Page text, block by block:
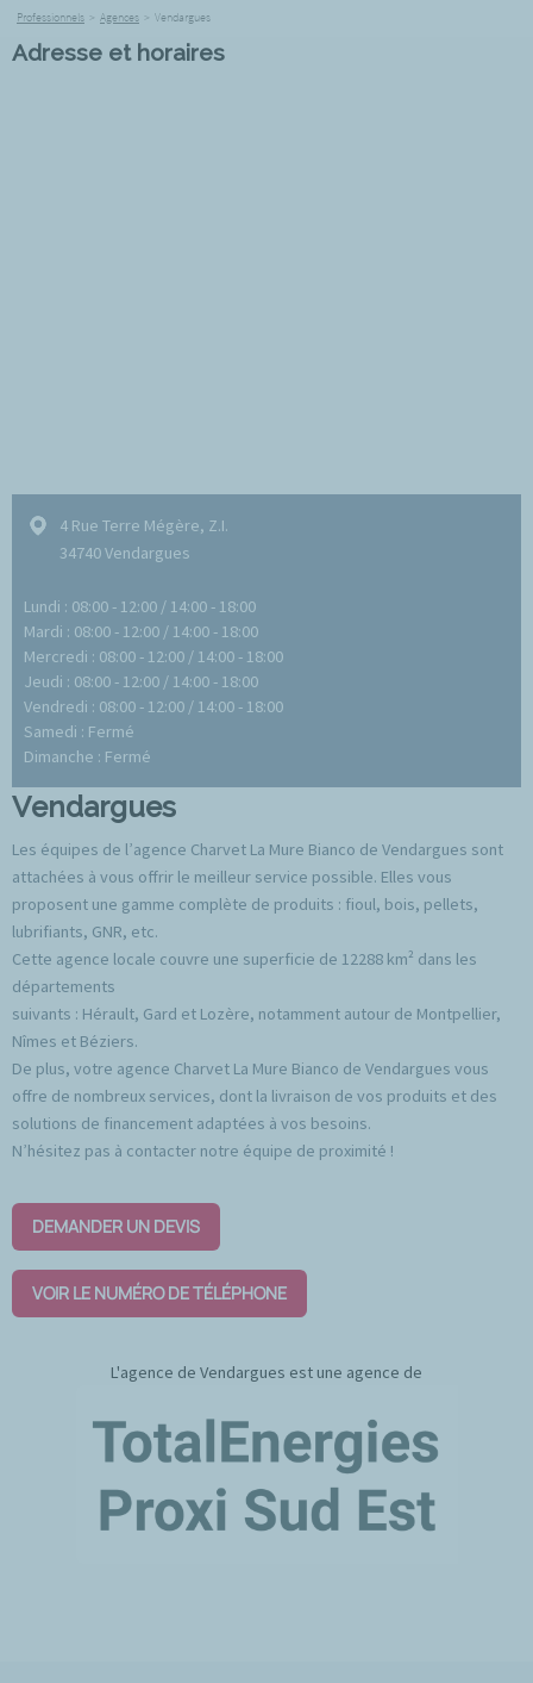
Professionnels > Agences > Vendargues
Vendargues
Les équipes de l’agence Charvet La Mure Bianco de Vendargues sont
attachées à vous offrir le meilleur service possible. Elles vous
proposent une gamme complète de produits : fioul, bois, pellets,
lubrifiants, GNR, etc.
Cette agence locale couvre une superficie de 12288 km² dans les
départements
suivants : Hérault, Gard et Lozère, notamment autour de Montpellier,
Nîmes et Béziers.
De plus, votre agence Charvet La Mure Bianco de Vendargues vous
offre de nombreux services, dont la livraison de vos produits et des
solutions de financement adaptées à vos besoins.
N’hésitez pas à contacter notre équipe de proximité !
DEMANDER UN DEVIS
VOIR LE NUMÉRO DE TÉLÉPHONE
L'agence de Vendargues est une agence de
Adresse et horaires
4 Rue Terre Mégère, Z.I.
34740 Vendargues
Lundi : 08:00 - 12:00 / 14:00 - 18:00
Mardi : 08:00 - 12:00 / 14:00 - 18:00
Mercredi : 08:00 - 12:00 / 14:00 - 18:00
Jeudi : 08:00 - 12:00 / 14:00 - 18:00
Vendredi : 08:00 - 12:00 / 14:00 - 18:00
Samedi : Fermé
Dimanche : Fermé